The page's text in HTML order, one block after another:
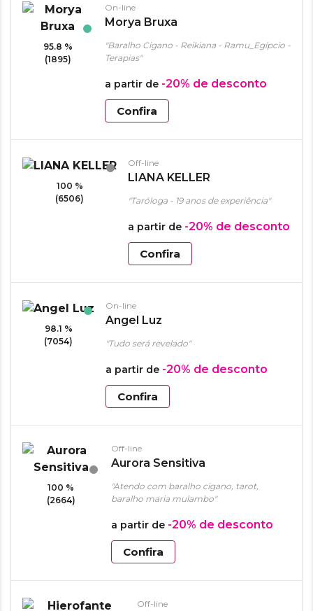
95.8 %
(1895)
On-line
Morya Bruxa
"Baralho Cigano - Reikiana - Ramu_Egípcio -
Terapias"
a partir de -20% de desconto
Confira
100 %
(6506)
Off-line
LIANA KELLER
"Taróloga - 19 anos de experiência"
a partir de -20% de desconto
Confira
98.1 %
(7054)
On-line
Angel Luz
"Tudo será revelado"
a partir de -20% de desconto
Confira
100 %
(2664)
Off-line
Aurora Sensitiva
"Atendo com baralho cigano, tarot,
baralho maria mulambo"
a partir de -20% de desconto
Confira
Off-line